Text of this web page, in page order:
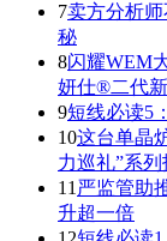
7卖方分析
秘
8闪耀WEM
妍仕®二代
9短线必读5
10这台单晶
力巡礼”系列
11 严监管助
升超一倍